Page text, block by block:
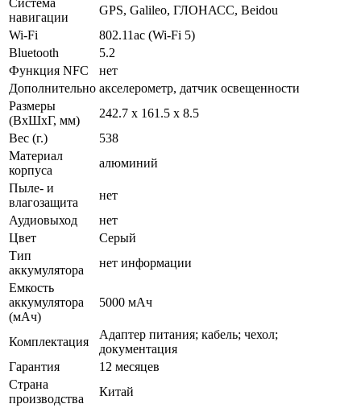
навигации
GPS, Galileo, ГЛОНАСС, Beidou
Wi-Fi
802.11ac (Wi-Fi 5)
Bluetooth
5.2
Функция NFC
нет
Дополнительно акселерометр, датчик освещенности
Размеры
(ВxШxГ, мм)
242.7 x 161.5 x 8.5
Вес (г.)
538
Материал
корпуса
алюминий
Пыле- и
влагозащита
нет
Аудиовыход
нет
Цвет
Серый
Тип
аккумулятора
нет информации
Емкость
аккумулятора
(мАч)
5000 мАч
Комплектация
Адаптер питания; кабель; чехол;
документация
Гарантия
12 месяцев
Страна
производства
Китай